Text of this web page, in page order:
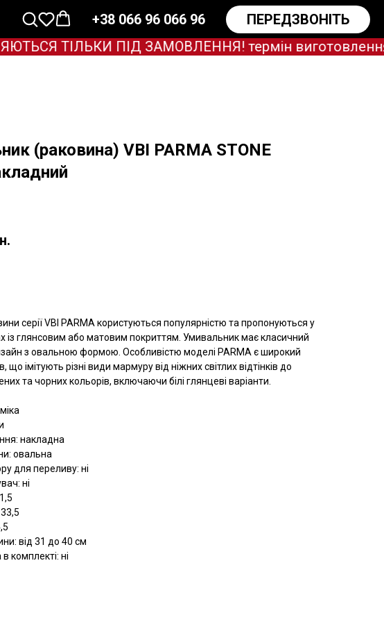
+38 066 96 066 96
ПЕРЕДЗВОНІТЬ
ТІЛЬКИ ПІД ЗАМОВЛЕННЯ! термін виготовлення
(раковина) VBI PARMA STONE
серії VBI PARMA користуються популярністю та пропонуються у
із глянсовим або матовим покриттям. Умивальник має класичний
з овальною формою. Особливістю моделі PARMA є широкий
що імітують різні види мармуру від ніжних світлих відтінків до
та чорних кольорів, включаючи білі глянцеві варіанти.
накладна
овальна
для переливу: ні
ні
від 31 до 40 см
комплекті: ні